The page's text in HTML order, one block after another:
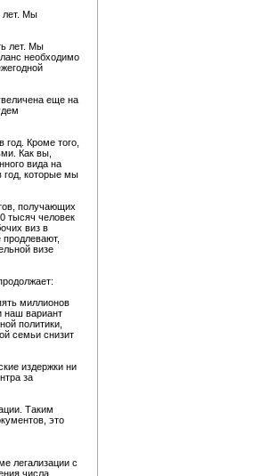
лет. Мы
лет. Мы
необходимо
еще на
Кроме того,
Как вы,
вида на
год, которые мы
получающих
тысяч человек
виз в
визе
миллионов
наш вариант
политики,
семьи снизит
издержки ни
за
Таким
это
легализации с
числа